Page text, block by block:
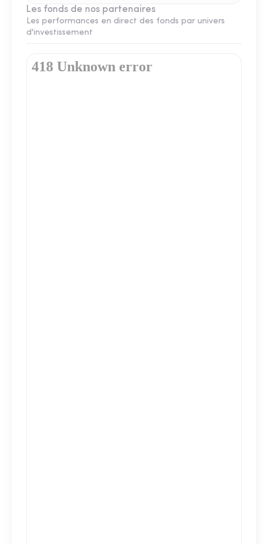
Les fonds de nos partenaires
Les performances en direct des fonds par univers
d'investissement